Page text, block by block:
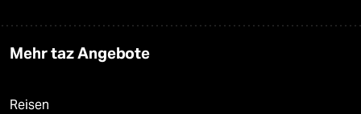
Mehr taz Angebote
Reisen